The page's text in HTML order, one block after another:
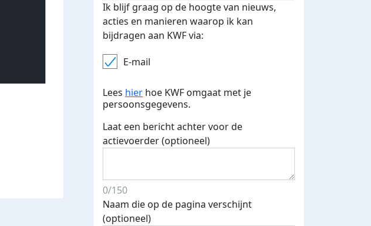
Ik blijf graag op de hoogte van nieuws,
acties en manieren waarop ik kan
bijdragen aan KWF via:
E-mail
Lees hier hoe KWF omgaat met je
persoonsgegevens.
Laat een bericht achter voor de
actievoerder (optioneel)
0/150
Naam die op de pagina verschijnt
(optioneel)